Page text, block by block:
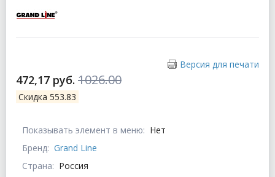
Версия для печати
472,17 руб. 1026.00
Скидка 553.83
Показывать элемент в меню: Нет
Бренд: Grand Line
Страна: Россия